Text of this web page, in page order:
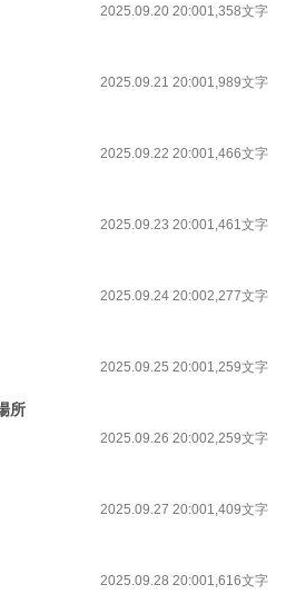
2025.09.20 20:001,358文字
2025.09.21 20:001,989文字
2025.09.22 20:001,466文字
2025.09.23 20:001,461文字
2025.09.24 20:002,277文字
2025.09.25 20:001,259文字
所
2025.09.26 20:002,259文字
2025.09.27 20:001,409文字
2025.09.28 20:001,616文字